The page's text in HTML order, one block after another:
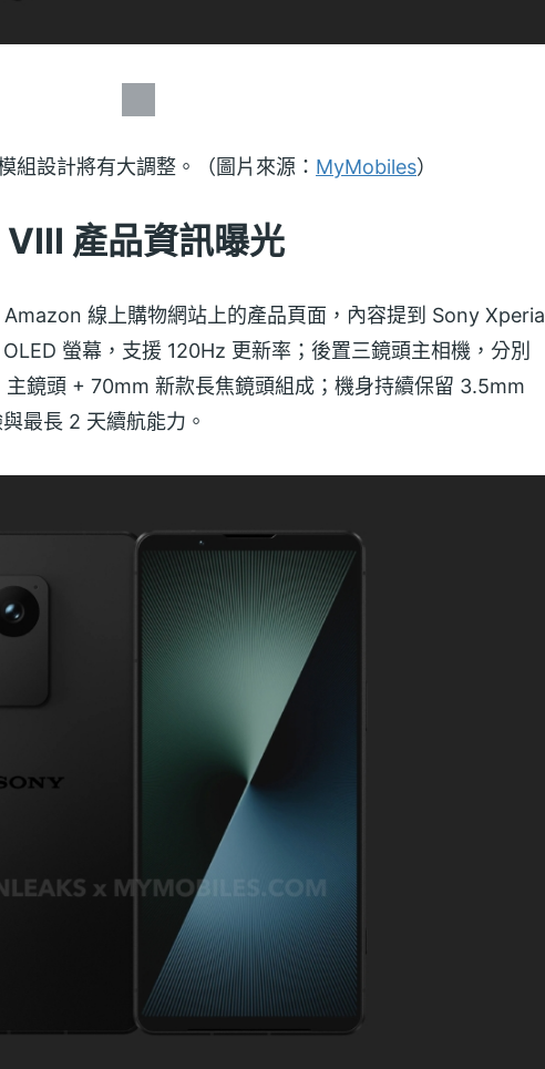
設計將有大調整。（圖片來源： MyMobiles）
產品資訊曝光
線上購物網站上的產品頁面，內容提到 Sony Xperia
螢幕，支援 120Hz 更新率；後置三鏡頭主相機，分別
鏡頭 + 70mm 新款長焦鏡頭組成；機身持續保留 3.5mm
最長 2 天續航能力。